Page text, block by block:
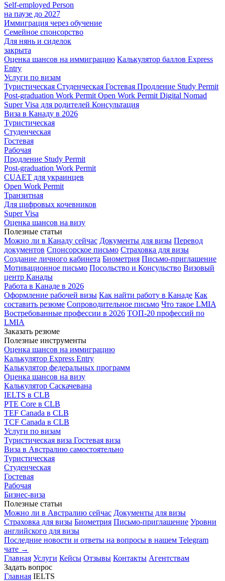
Self-employed Person
на паузе до 2027
Иммиграция через обучение
Семейное спонсорство
Для нянь и сиделок
закрыта
Оценка шансов на иммиграцию Калькулятор баллов Express
Entry
Услуги по визам
Туристическая Студенческая Гостевая Продление Study Permit
Post-graduation Work Permit Open Work Permit Digital Nomad
Super Visa для родителей Консультация
Виза в Канаду в 2026
Туристическая
Студенческая
Гостевая
Рабочая
Продление Study Permit
Post-graduation Work Permit
CUAET для украинцев
Open Work Permit
Транзитная
Для цифровых кочевников
Super Visa
Оценка шансов на визу
Полезные статьи
Можно ли в Канаду сейчас Документы для визы Перевод
документов Спонсорское письмо Страховка для визы
Создание личного кабинета Биометрия Письмо-приглашение
Мотивационное письмо Посольство и Консульство Визовый
центр Канады
Работа в Канаде в 2026
Оформление рабочей визы Как найти работу в Канаде Как
составить резюме Сопроводительное письмо Что такое LMIA
Востребованные профессии в 2026 ТОП-20 профессий по
LMIA
Заказать резюме
Полезные инструменты
Оценка шансов на иммиграцию
Калькулятор Express Entry
Калькулятор федеральных программ
Оценка шансов на визу
Калькулятор Саскачевана
IELTS в CLB
PTE Core в CLB
TEF Canada в CLB
TCF Canada в CLB
Услуги по визам
Туристическая виза Гостевая виза
Виза в Австралию самостоятельно
Туристическая
Студенческая
Гостевая
Рабочая
Бизнес-виза
Полезные статьи
Можно ли в Австралию сейчас Документы для визы
Страховка для визы Биометрия Письмо-приглашение Уровни
английского для визы
Последние новости и ответы на вопросы в нашем Telegram
чате →
Главная Услуги Кейсы Отзывы Контакты Агентствам
Задать вопрос
Главная IELTS